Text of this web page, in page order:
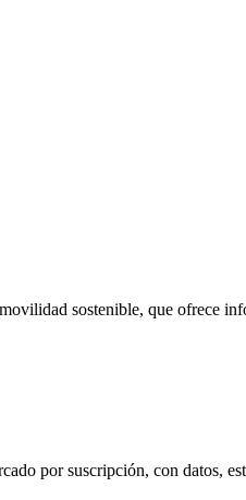
sostenible, que ofrece
por suscripción, con datos,